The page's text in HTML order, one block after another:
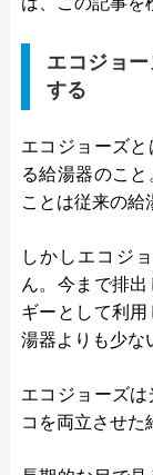
エコジョ
する
エコジョーズ
る給湯器のこ
ことは従来の給
しかしエコジ
ん。今まで排
ギーとして利
湯器よりも少な
エコジョーズ
コを両立させた